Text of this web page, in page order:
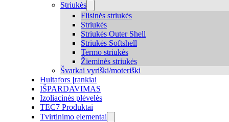
Striukės
Flisinės striukės
Striukės
Striukės Outer Shell
Striukės Softshell
Termo striukės
Žieminės striukės
Švarkai vyriški/moteriški
Hultafors Įrankiai
IŠPARDAVIMAS
Izoliacinės plėvelės
TEC7 Produktai
Tvirtinimo elementai